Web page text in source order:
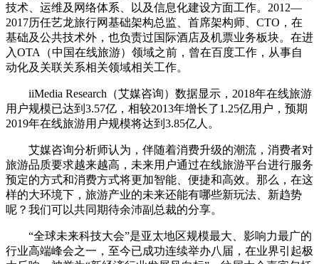
技术、运维及网络体系、以及信息化建设方面工作。2012—
2017历任艺龙旅行网基础架构总监、首席架构师、CTO，在
基础及公共技术外，也负责过国际酒店及机票业务板块。在进
入OTA（中国在线旅游）领域之前，曾在百度工作，从事自
动化及关联关系相关领域相关工作。
iiMedia Research（艾媒咨询）数据显示，2018年在线旅游
用户规模已达到3.57亿，相较2013年增长了1.25亿用户，预期
2019年在线旅游用户规模将达到3.85亿人。
艾媒咨询分析师认为，伴随着消费升级的潮流，消费者对
旅游品质要求越来越高，未来用户通过在线旅游平台进行服务
预定的方式和消费方式将更加智能、便捷和高效。那么，在这
样的大环境下，旅游产业的未来还能有哪些新玩法、新趋势
呢？我们可以共同期待余沛副总裁的分享。
“全球未来科技大会”是亚太地区规模最大、影响力最广的
行业高端峰会之一，至今已成功连续举办八届，在业界引起极